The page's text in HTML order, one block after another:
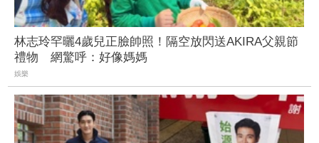
林志玲罕曬4歲兒正臉帥照！隔空放閃送AKIRA父親節
禮物 網驚呼：好像媽媽
娛樂